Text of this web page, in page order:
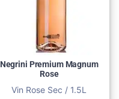
Negrini Premium Magnum
Rose
Vin Rose Sec / 1.5L